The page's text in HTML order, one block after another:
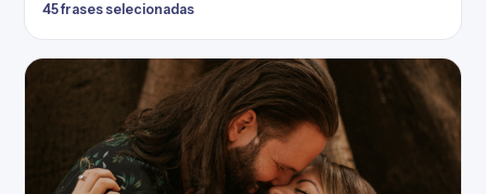
45 frases selecionadas